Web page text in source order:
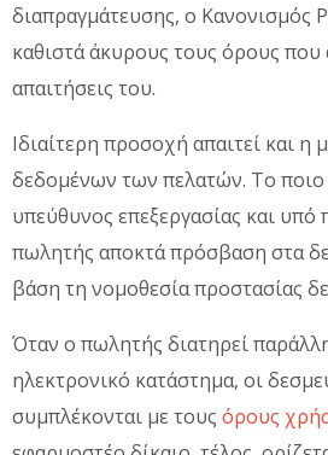
διαπραγμάτευσης, ο Κανονισμός
καθιστά άκυρους τους όρους που
απαιτήσεις του.
Ιδιαίτερη προσοχή απαιτεί και η
δεδομένων των πελατών. Το ποιο
υπεύθυνος επεξεργασίας και υπό
πωλητής αποκτά πρόσβαση στα
βάση τη νομοθεσία προστασίας
Όταν ο πωλητής διατηρεί
ηλεκτρονικό κατάστημα, οι
συμπλέκονται με τους όρους